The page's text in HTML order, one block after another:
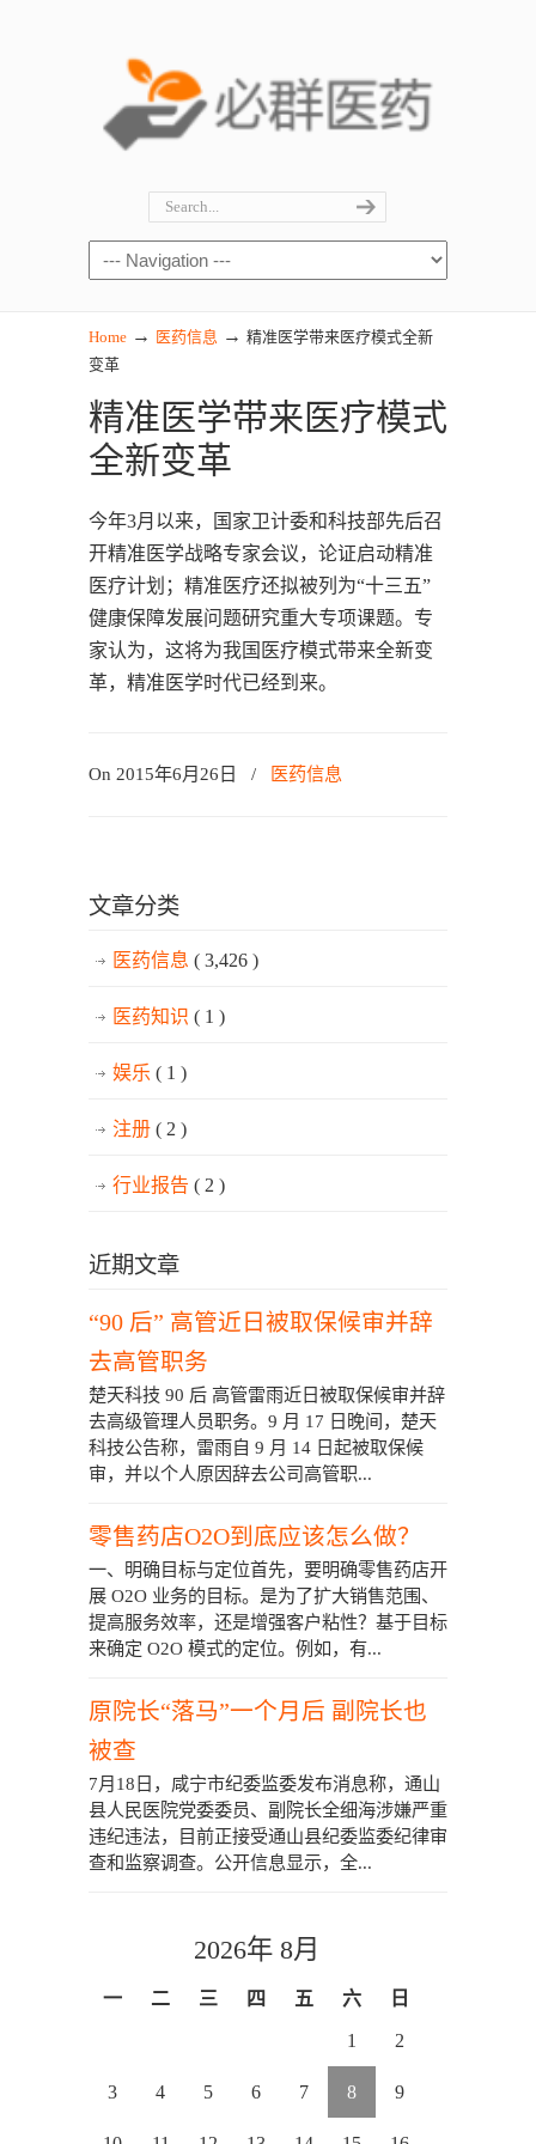
Home → 医药信息 → 精准医学带来医疗模式全新
变革
精准医学带来医疗模式
全新变革
今年3月以来，国家卫计委和科技部先后召
开精准医学战略专家会议，论证启动精准
医疗计划；精准医疗还拟被列为“十三五”
健康保障发展问题研究重大专项课题。专
家认为，这将为我国医疗模式带来全新变
革，精准医学时代已经到来。
On 2015年6月26日 / 医药信息
文章分类
医药信息 ( 3,426 )
医药知识 ( 1 )
娱乐 ( 1 )
注册 ( 2 )
行业报告 ( 2 )
近期文章
“90 后” 高管近日被取保候审并辞
去高管职务
楚天科技 90 后 高管雷雨近日被取保候审并辞
去高级管理人员职务。9 月 17 日晚间，楚天
科技公告称，雷雨自 9 月 14 日起被取保候
审，并以个人原因辞去公司高管职...
零售药店O2O到底应该怎么做？
一、明确目标与定位首先，要明确零售药店开
展 O2O 业务的目标。是为了扩大销售范围、
提高服务效率，还是增强客户粘性？基于目标
来确定 O2O 模式的定位。例如，有...
原院长“落马”一个月后 副院长也
被查
7月18日，咸宁市纪委监委发布消息称，通山
县人民医院党委委员、副院长全细海涉嫌严重
违纪违法，目前正接受通山县纪委监委纪律审
查和监察调查。公开信息显示，全...
2026年 8月
一 二 三 四 五 六 日
1 2
3 4 5 6 7 8 9